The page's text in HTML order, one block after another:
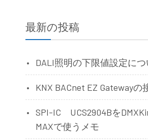
最新の投稿
DALI照明の下限値設定につ
KNX BACnet EZ Gatewayの
SPI-IC UCS2904Bを
MAXで使うメモ